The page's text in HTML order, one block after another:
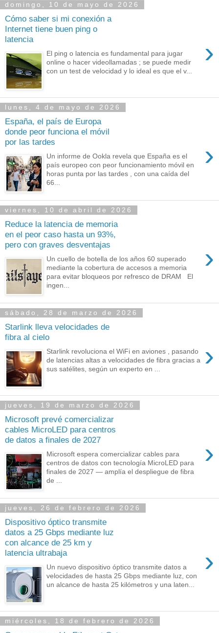
domingo, 10 de mayo de 2026
Cómo saber si mi conexión a
Internet tiene buen ping o
latencia
›
El ping o latencia es fundamental para jugar
online o hacer videollamadas ; se puede medir
con un test de velocidad y lo ideal es que el v...
lunes, 4 de mayo de 2026
España, el país de Europa
donde peor funciona el móvil
por las tardes
›
Un informe de Ookla revela que España es el
país europeo con peor funcionamiento móvil en
horas punta por las tardes , con una caída del
66...
viernes, 10 de abril de 2026
Reduce la latencia de memoria
en el peor caso hasta un 93%,
pero con graves desventajas
›
Un cuello de botella de los años 60 superado
mediante la cobertura de accesos a memoria
para evitar bloqueos por refresco de DRAM El
ingen...
sábado, 28 de marzo de 2026
Starlink lleva velocidades de
fibra al cielo
›
Starlink revoluciona el WiFi en aviones , pasando
de latencias altas a velocidades de fibra gracias a
sus satélites, según un experto en ...
jueves, 19 de marzo de 2026
Microsoft prevé comercializar
cables MicroLED para centros
de datos a finales de 2027
›
Microsoft espera comercializar cables para
centros de datos con tecnología MicroLED para
finales de 2027 — amplía el despliegue de fibra
de ...
jueves, 26 de febrero de 2026
Dispositivo óptico transmite
datos a 25 Gbps mediante luz
con alcance de 25 km y
latencia ultrabaja
›
Un nuevo dispositivo óptico transmite datos a
velocidades de hasta 25 Gbps mediante luz, con
un alcance de hasta 25 kilómetros y una laten...
miércoles, 18 de febrero de 2026